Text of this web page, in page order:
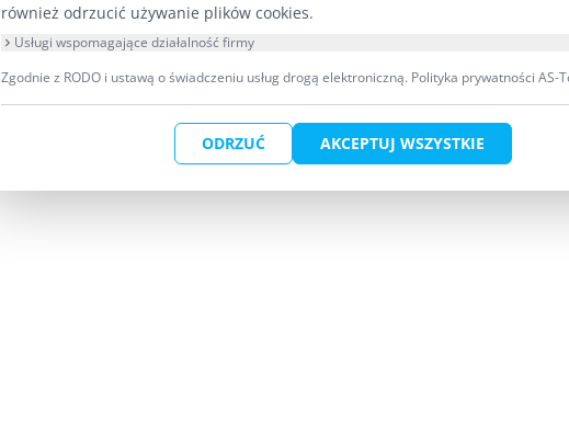
również odrzucić używanie plików cookies.
Usługi wspomagające działalność firmy
Zgodnie z RODO i ustawą o świadczeniu usług drogą elektroniczną. Polityka prywatności AS-
ODRZUĆ AKCEPTUJ WSZYSTKIE